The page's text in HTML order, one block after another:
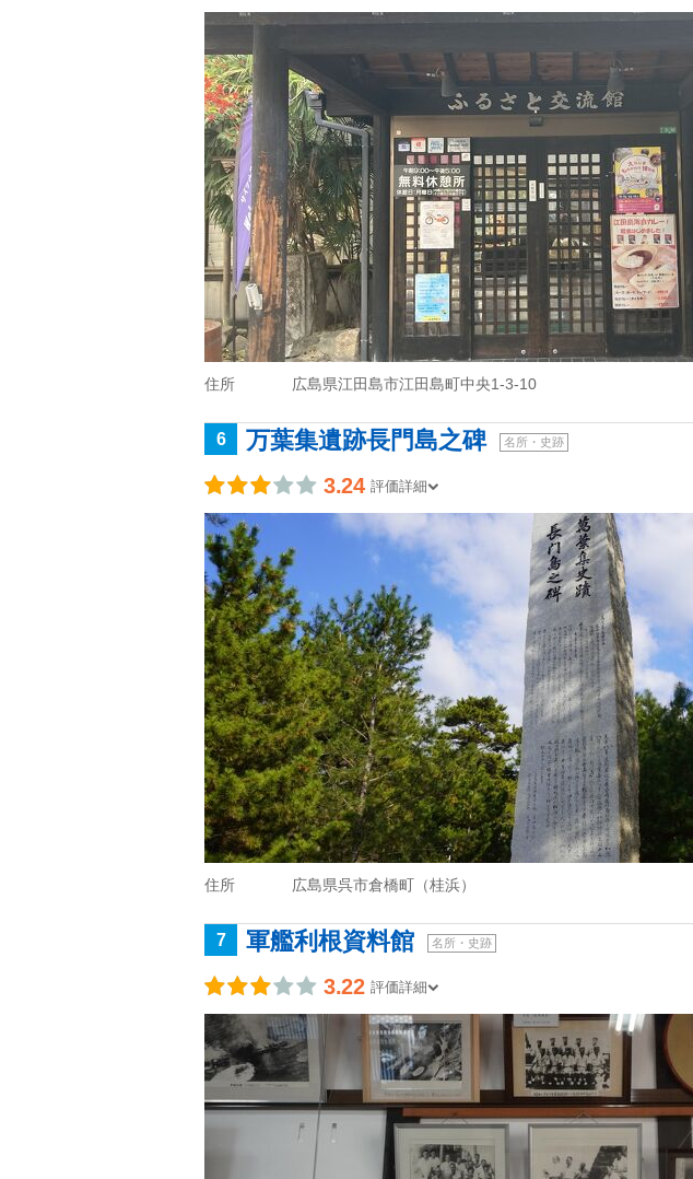
住所 広島県江田島市江田島町中央1-3-10
6 万葉集遺跡長門島之碑 名所・史跡
3.24 評価詳細
住所 広島県呉市倉橋町（桂浜）
7 軍艦利根資料館 名所・史跡
3.22 評価詳細